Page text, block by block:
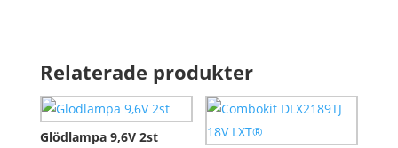
Relaterade produkter
Glödlampa 9,6V 2st